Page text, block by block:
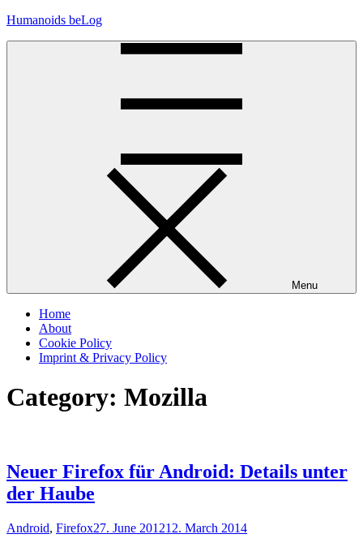
Skip
Humanoids beLog
Menu
Home
About
Cookie Policy
Imprint & Privacy Policy
Category: Mozilla
Neuer Firefox für Android: Details unter
der Haube
Android, Firefox27. June 201212. March 2014